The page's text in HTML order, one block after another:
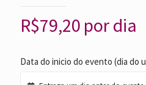
R$79,20 por dia
Data do inicio do evento (dia do